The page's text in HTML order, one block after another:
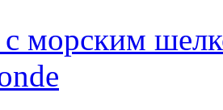
морским